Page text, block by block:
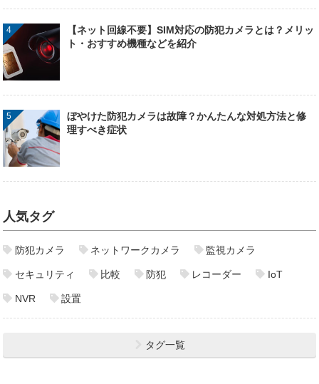
【ネット回線不要】SIM対応の防犯カメラとは？メリッ
ト・おすすめ機種などを紹介
ぼやけた防犯カメラは故障？かんたんな対処方法と修
理すべき症状
人気タグ
防犯カメラ ネットワークカメラ 監視カメラ
セキュリティ 比較 防犯 レコーダー IoT
NVR 設置
タグ一覧